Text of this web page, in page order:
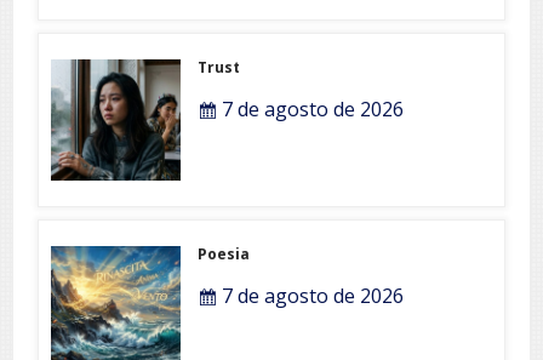
Trust
7 de agosto de 2026
Poesia
7 de agosto de 2026